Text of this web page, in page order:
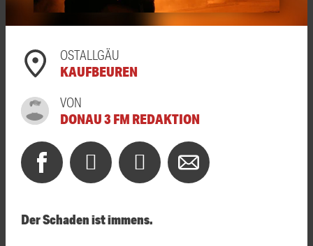
OSTALLGÄU
KAUFBEUREN
VON
DONAU 3 FM REDAKTION
Der Schaden ist immens.